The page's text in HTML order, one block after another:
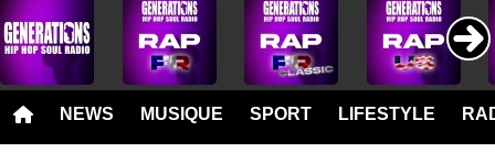
NEWS MUSIQUE SPORT LIFESTYLE